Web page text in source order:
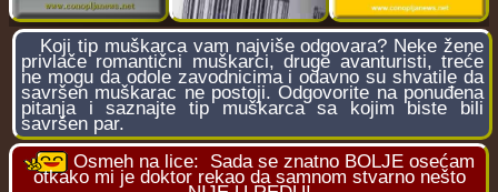
Koji tip muškarca vam najviše odgovara? Neke žene
privlače romantični muškarci, druge avanturisti, treće
ne mogu da odole zavodnicima i odavno su shvatile da
savršen muškarac ne postoji. Odgovorite na ponuđena
pitanja i saznajte tip muškarca sa kojim biste bili
savršen par.
Osmeh na lice: Sada se znatno BOLJE osećam
otkako mi je doktor rekao da samnom stvarno nešto